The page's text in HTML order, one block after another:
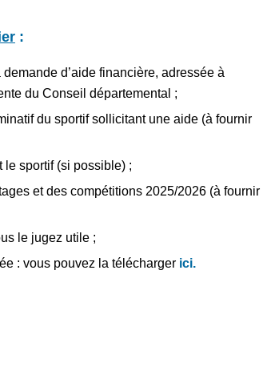
:
d’aide financière, adressée à
du Conseil départemental ;
du sportif sollicitant une aide (à fournir
le sportif (si possible) ;
et des compétitions 2025/2026 (à fournir
le jugez utile ;
: vous pouvez la télécharger ici.